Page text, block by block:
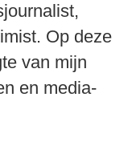
Op deze
van mijn
en media-